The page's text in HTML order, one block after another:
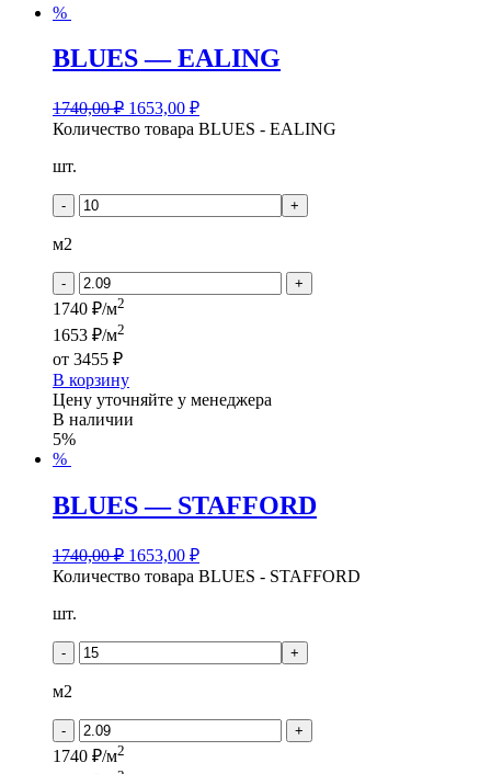
%
BLUES — EALING
1740,00₽ 1653,00 ₽
Количество товара BLUES - EALING
шт.
- +
м2
- +
1740 ₽/м2
1653 ₽/м2
от 3455 ₽
В корзину
Цену уточняйте у менеджера
В наличии
5%
%
BLUES — STAFFORD
1740,00₽ 1653,00 ₽
Количество товара BLUES - STAFFORD
шт.
- +
м2
- +
1740 ₽/м2